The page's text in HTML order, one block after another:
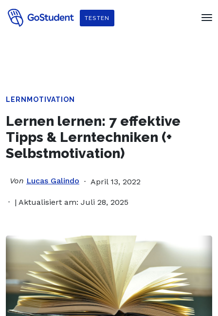
Verbessere dein Englisch und hol dir
Penguin Readers
TESTEN
LERNMOTIVATION
Lernen lernen: 7 effektive
Tipps & Lerntechniken (+
Selbstmotivation)
Von Lucas Galindo April 13, 2022
| Aktualisiert am: Juli 28, 2025